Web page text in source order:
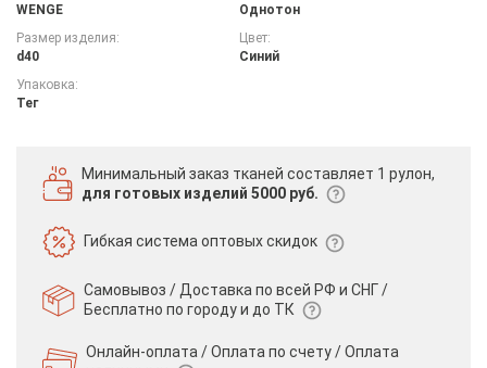
WENGE
Однотон
Размер изделия:
d40
Цвет:
Синий
Упаковка:
Тег
Минимальный заказ тканей составляет 1 рулон,
для готовых изделий 5000 руб.
Гибкая системаоптовых скидок
Самовывоз / Доставка по всей РФ и СНГ /
Бесплатно по городу и до ТК
Онлайн-оплата / Оплата по счету /Оплата